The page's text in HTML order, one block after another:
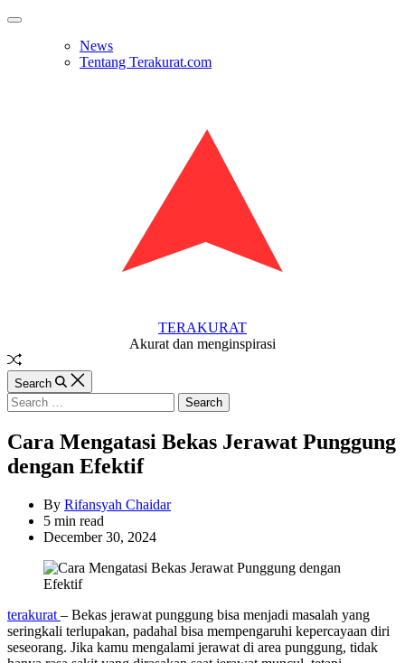
Skip
Off
News
Tentang Terakurat.com
TERAKURAT
Akurat dan menginspirasi
Random
Article
Search
Search
for:
Cara Mengatasi Bekas Jerawat Punggung
dengan Efektif
By Rifansyah Chaidar
Estimated
read
5 min read
December 30, 2024
terakurat – Bekas jerawat punggung bisa menjadi masalah yang
seringkali terlupakan, padahal bisa mempengaruhi kepercayaan diri
seseorang. Jika kamu mengalami jerawat di area punggung, tidak